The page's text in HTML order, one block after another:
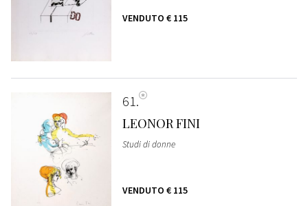
VENDUTO € 115
61
LEONOR FINI
Studi di donne
VENDUTO € 115